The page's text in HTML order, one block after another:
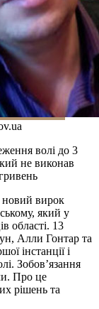
волі до 3
не виконав
новий вирок
який у
області. 13
Алли Гонтар та
інстанції і
Зобов’язання
Про це
рішень та